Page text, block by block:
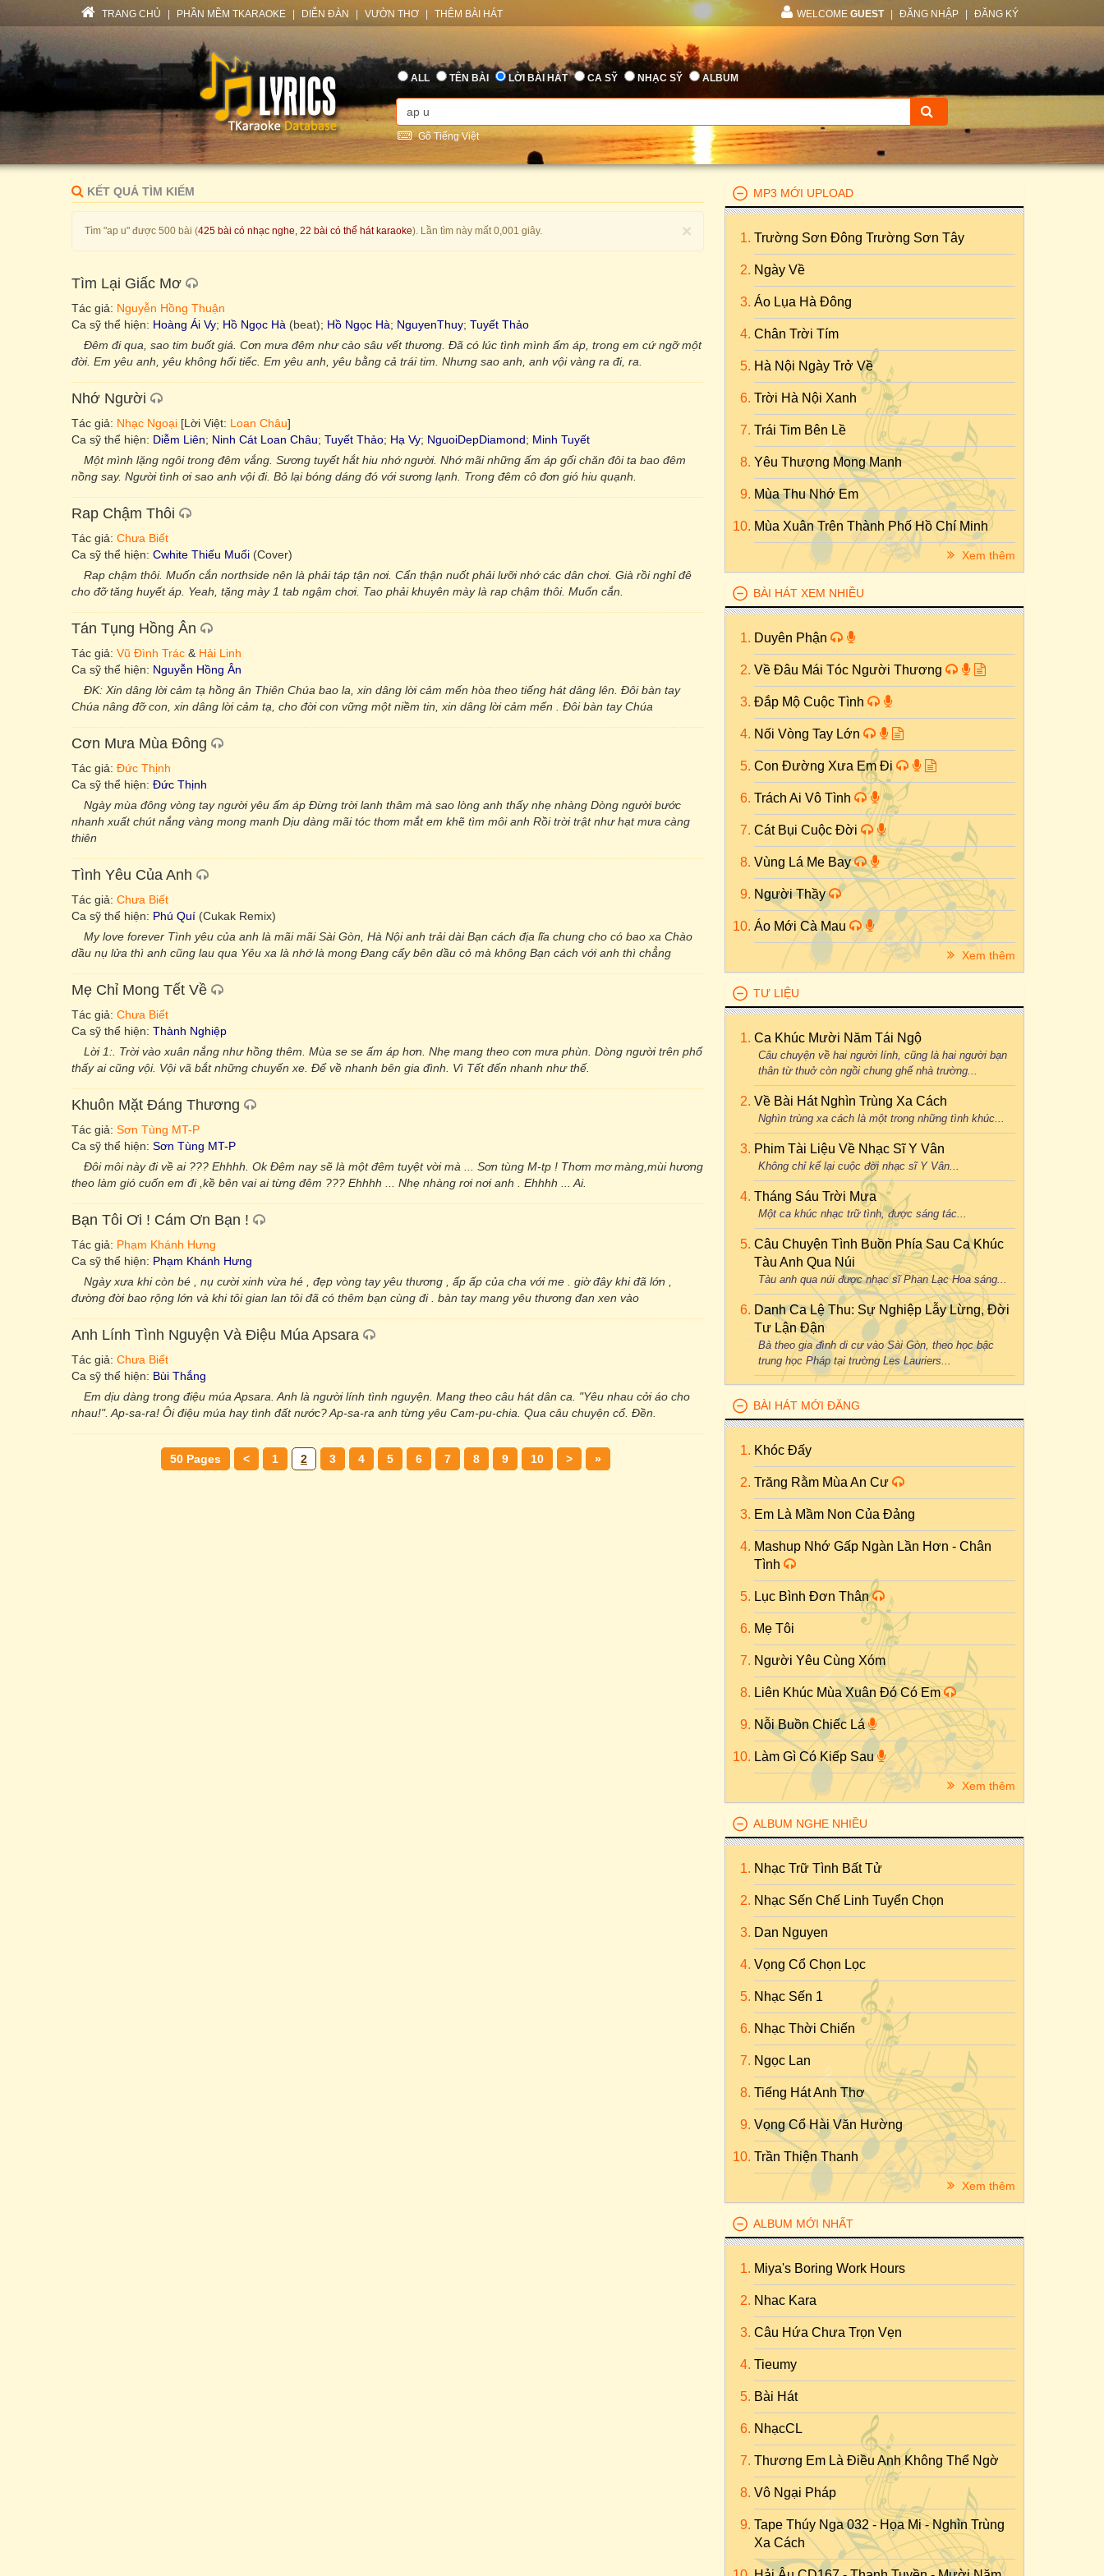
TRANG CHỦ PHẦN MỀM TKARAOKE DIỄN ĐÀN VƯỜN THƠ THÊM BÀI HÁT WELCOME GUEST ĐĂNG NHẬP ĐĂNG KÝ
ALL TÊN BÀI LỜI BÀI HÁT CA SỸ NHẠC SỸ ALBUM
Gõ Tiếng Việt
KẾT QUẢ TÌM KIẾM
×
Tìm "ap u" được 500 bài (425 bài có nhạc nghe, 22 bài có thể hát karaoke). Lần tìm này mất 0,001 giây.
Tìm Lại Giấc Mơ
Tác giả: Nguyễn Hồng Thuận
Ca sỹ thể hiện: Hoàng Ái Vy; Hồ Ngọc Hà (beat); Hồ Ngọc Hà; NguyenThuy; Tuyết Thảo
Đêm đi qua, sao tim buốt giá. Cơn mưa đêm như cào sâu vết thương. Đã có lúc tình mình ấm áp, trong em cứ ngỡ một
đời. Em yêu anh, yêu không hối tiếc. Em yêu anh, yêu bằng cả trái tim. Nhưng sao anh, anh vội vàng ra đi, ra.
Nhớ Người
Tác giả: Nhạc Ngoại [Lời Việt: Loan Châu]
Ca sỹ thể hiện: Diễm Liên; Ninh Cát Loan Châu; Tuyết Thảo; Hạ Vy; NguoiDepDiamond; Minh Tuyết
Một mình lặng ngôi trong đêm vắng. Sương tuyết hắt hiu nhớ người. Nhớ mãi những ấm áp gối chăn đôi ta bao đêm
nồng say. Người tình ơi sao anh vội đi. Bỏ lại bóng dáng đó với sương lạnh. Trong đêm cô đơn gió hiu quạnh.
Rap Chậm Thôi
Tác giả: Chưa Biết
Ca sỹ thể hiện: Cwhite Thiếu Muối (Cover)
Rap chậm thôi. Muốn cắn northside nên là phải táp tận nơi. Cẩn thận nuốt phải lưỡi nhớ các dân chơi. Già rồi nghỉ đê
cho đỡ tăng huyết áp. Yeah, tặng mày 1 tab ngậm chơi. Tao phải khuyên mày là rap chậm thôi. Muốn cắn.
Tán Tụng Hồng Ân
Tác giả: Vũ Đình Trác & Hải Linh
Ca sỹ thể hiện: Nguyễn Hồng Ân
ĐK: Xin dâng lời cảm tạ hồng ân Thiên Chúa bao la, xin dâng lời cảm mến hòa theo tiếng hát dâng lên. Đôi bàn tay
Chúa nâng đỡ con, xin dâng lời cảm tạ, cho đời con vững một niềm tin, xin dâng lời cảm mến . Đôi bàn tay Chúa
Cơn Mưa Mùa Đông
Tác giả: Đức Thịnh
Ca sỹ thể hiện: Đức Thịnh
Ngày mùa đông vòng tay người yêu ấm áp Đừng trời lanh thâm mà sao lòng anh thấy nhẹ nhàng Dòng người bước
nhanh xuất chút nắng vàng mong manh Dịu dàng mãi tóc thơm mắt em khẽ tìm môi anh Rồi trời trật như hạt mưa càng
thiên
Tình Yêu Của Anh
Tác giả: Chưa Biết
Ca sỹ thể hiện: Phú Quí (Cukak Remix)
My love forever Tình yêu của anh là mãi mãi Sài Gòn, Hà Nội anh trải dài Bạn cách địa lĩa chung cho có bao xa Chào
dầu nụ lửa thì anh cũng lau qua Yêu xa là nhớ là mong Đang cẩy bên dầu cỏ mà không Bạn cách với anh thì chẳng
Mẹ Chỉ Mong Tết Về
Tác giả: Chưa Biết
Ca sỹ thể hiện: Thành Nghiệp
Lời 1:. Trời vào xuân nắng như hồng thêm. Mùa se se ấm áp hơn. Nhẹ mang theo cơn mưa phùn. Dòng người trên phố
thấy ai cũng vội. Vội vã bắt những chuyến xe. Để về nhanh bên gia đình. Vì Tết đến nhanh như thế.
Khuôn Mặt Đáng Thương
Tác giả: Sơn Tùng MT-P
Ca sỹ thể hiện: Sơn Tùng MT-P
Đôi môi này đi về ai ??? Ehhhh. Ok Đêm nay sẽ là một đêm tuyệt vời mà ... Sơn tùng M-tp ! Thơm mơ màng,mùi hương
theo làm gió cuốn em đi ,kề bên vai ai từng đêm ??? Ehhhh ... Nhẹ nhàng rơi nơi anh . Ehhhh ... Ai.
Bạn Tôi Ơi ! Cám Ơn Bạn !
Tác giả: Phạm Khánh Hưng
Ca sỹ thể hiện: Phạm Khánh Hưng
Ngày xưa khi còn bé , nụ cười xinh vừa hé , đẹp vòng tay yêu thương , ấp ấp của cha với me . giờ đây khi đã lớn ,
đường đời bao rộng lớn và khi tôi gian lan tôi đã có thêm bạn cùng đi . bàn tay mang yêu thương đan xen vào
Anh Lính Tình Nguyện Và Điệu Múa Apsara
Tác giả: Chưa Biết
Ca sỹ thể hiện: Bùi Thắng
Em dịu dàng trong điệu múa Apsara. Anh là người lính tình nguyện. Mang theo câu hát dân ca. "Yêu nhau cởi áo cho
nhau!". Ap-sa-ra! Ôi điệu múa hay tình đất nước? Ap-sa-ra anh từng yêu Cam-pu-chia. Qua câu chuyện cổ. Đền.
50 Pages < 1 2 3 4 5 6 7 8 9 10 > »
MP3 MỚI UPLOAD
Trường Sơn Đông Trường Sơn Tây
Ngày Về
Áo Lụa Hà Đông
Chân Trời Tím
Hà Nội Ngày Trở Về
Trời Hà Nội Xanh
Trái Tim Bên Lề
Yêu Thương Mong Manh
Mùa Thu Nhớ Em
Mùa Xuân Trên Thành Phố Hồ Chí Minh
Xem thêm
BÀI HÁT XEM NHIỀU
Duyên Phận
Về Đâu Mái Tóc Người Thương
Đắp Mộ Cuộc Tình
Nối Vòng Tay Lớn
Con Đường Xưa Em Đi
Trách Ai Vô Tình
Cát Bụi Cuộc Đời
Vùng Lá Me Bay
Người Thầy
Áo Mới Cà Mau
Xem thêm
TƯ LIỆU
Ca Khúc Mười Năm Tái Ngộ
Câu chuyện về hai người lính, cũng là hai người bạn
thân từ thuở còn ngồi chung ghế nhà trường...
Về Bài Hát Nghìn Trùng Xa Cách
Nghìn trùng xa cách là một trong những tình khúc...
Phim Tài Liệu Về Nhạc Sĩ Y Vân
Không chỉ kể lại cuộc đời nhạc sĩ Y Vân...
Tháng Sáu Trời Mưa
Một ca khúc nhạc trữ tình, được sáng tác...
Câu Chuyện Tình Buồn Phía Sau Ca Khúc
Tàu Anh Qua Núi
Tàu anh qua núi được nhạc sĩ Phan Lạc Hoa sáng...
Danh Ca Lệ Thu: Sự Nghiệp Lẫy Lừng, Đời
Tư Lận Đận
Bà theo gia đình di cư vào Sài Gòn, theo học bậc
trung học Pháp tại trường Les Lauriers...
BÀI HÁT MỚI ĐĂNG
Khóc Đấy
Trăng Rằm Mùa An Cư
Em Là Mầm Non Của Đảng
Mashup Nhớ Gấp Ngàn Lần Hơn - Chân
Tình
Lục Bình Đơn Thân
Mẹ Tôi
Người Yêu Cùng Xóm
Liên Khúc Mùa Xuân Đó Có Em
Nỗi Buồn Chiếc Lá
Làm Gì Có Kiếp Sau
Xem thêm
ALBUM NGHE NHIỀU
Nhạc Trữ Tình Bất Tử
Nhạc Sến Chế Linh Tuyển Chọn
Dan Nguyen
Vọng Cổ Chọn Lọc
Nhạc Sến 1
Nhạc Thời Chiến
Ngọc Lan
Tiếng Hát Anh Thơ
Vọng Cổ Hài Văn Hường
Trần Thiện Thanh
Xem thêm
ALBUM MỚI NHẤT
Miya's Boring Work Hours
Nhac Kara
Câu Hứa Chưa Trọn Vẹn
Tieumy
Bài Hát
NhạcCL
Thương Em Là Điều Anh Không Thể Ngờ
Vô Ngại Pháp
Tape Thúy Nga 032 - Họa Mi - Nghìn Trùng
Xa Cách